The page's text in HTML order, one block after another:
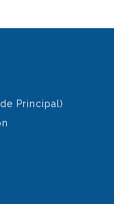
Principal)